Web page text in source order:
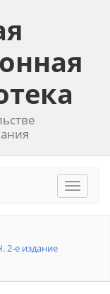
Toggle
е издание